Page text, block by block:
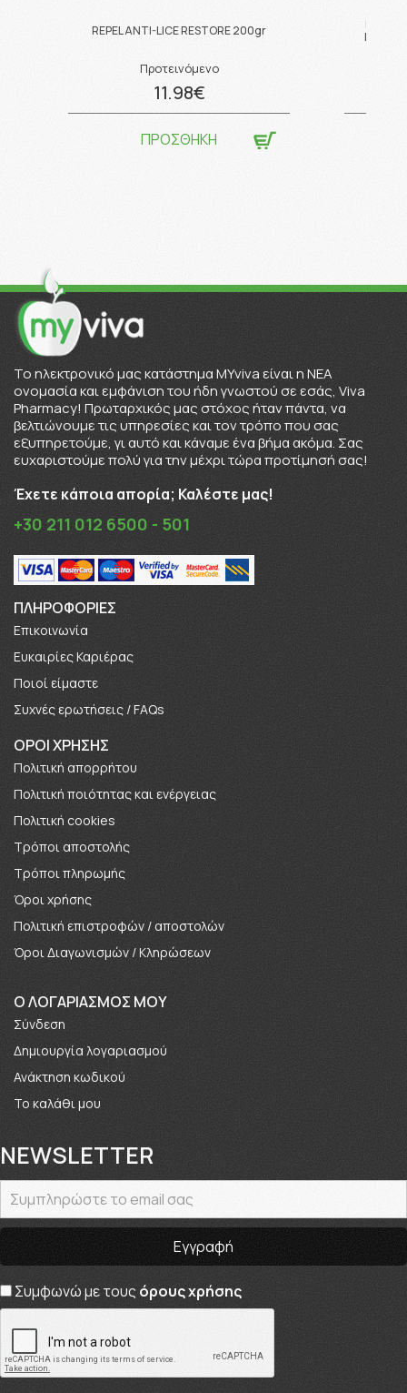
REPEL ANTI-LICE RESTORE 200gr
Προτεινόμενο
11.98€
ΠΡΟΣΘΗΚΗ
Lanes
To ηλεκτρονικό μας κατάστημα MYviva είναι η ΝΕΑ
ονομασία και εμφάνιση του ήδη γνωστού σε εσάς, Viva
Pharmacy! Πρωταρχικός μας στόχος ήταν πάντα, να
βελτιώνουμε τις υπηρεσίες και τον τρόπο που σας
εξυπηρετούμε, γι αυτό και κάναμε ένα βήμα ακόμα. Σας
ευχαριστούμε πολύ για την μέχρι τώρα προτίμησή σας!
Έχετε κάποια απορία; Καλέστε μας!
+30 211 012 6500 - 501
ΠΛΗΡΟΦΟΡΊΕΣ
Επικοινωνία
Ευκαιρίες Καριέρας
Πoιοί είμαστε
Συχνές ερωτήσεις / FAQs
ΟΡΟΙ ΧΡΗΣΗΣ
Πολιτική απορρήτου
Πολιτική ποιότητας και ενέργειας
Πολιτική cookies
Τρόποι αποστολής
Τρόποι πληρωμής
Όροι χρήσης
Πολιτική επιστροφών / αποστολών
Όροι Διαγωνισμών / Κληρώσεων
O ΛΟΓΑΡΙΑΣΜΟΣ ΜΟΥ
Σύνδεση
Δημιουργία λογαριασμού
Ανάκτηση κωδικού
Το καλάθι μου
NEWSLETTER
Συμφωνώ με τουςόρους χρήσης